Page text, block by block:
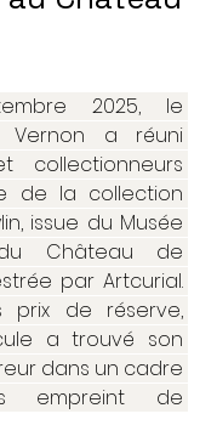
2025, le
Vernon a réuni
collectionneurs
de la collection
issue du Musée
Château de
par Artcurial.
prix de réserve,
a trouvé son
dans un cadre
empreint de